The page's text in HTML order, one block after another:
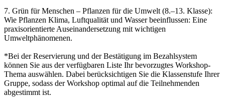
7. Grün für Menschen – Pflanzen für die Umwelt (8.–13. Klasse):
Wie Pflanzen Klima, Luftqualität und Wasser beeinflussen: Eine
praxisorientierte Auseinandersetzung mit wichtigen
Umweltphänomenen.
*Bei der Reservierung und der Bestätigung im Bezahlsystem
können Sie aus der verfügbaren Liste Ihr bevorzugtes Workshop-
Thema auswählen. Dabei berücksichtigen Sie die Klassenstufe Ihrer
Gruppe, sodass der Workshop optimal auf die Teilnehmenden
abgestimmt ist.